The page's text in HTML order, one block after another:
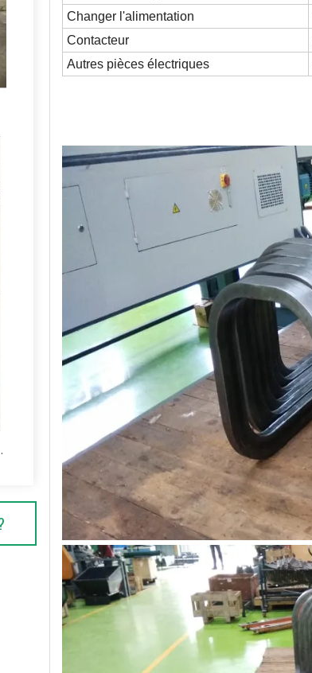
de tuyaux
Changer l'alimentation
Contacteur
Autres pièces électriques